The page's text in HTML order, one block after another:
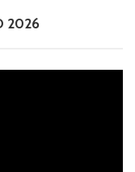
2026